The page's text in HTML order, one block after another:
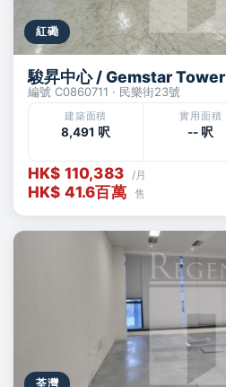
紅磡
駿昇中心 / Gemstar Tower
編號 C0860711 · 民樂街23號
建築面積
8,491 呎
實用面積
-- 呎
HK$ 110,383 /月
HK$ 41.6百萬 售
荃灣